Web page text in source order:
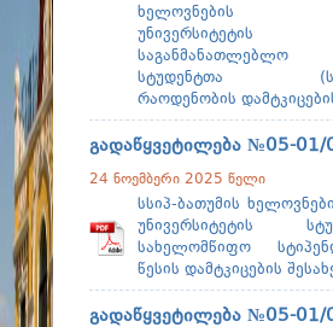
კარიერული მხარდაჭერა
ხელოვნების
უნივერსიტეტის
საგანმანათლებლო
სტუდენტთა
რაოდენობის
გადაწყვეტილება №05-01/
24 ნოემბერი 2025 წელი
სსიპ-ბათუმის
უნივერსიტეტის
სახელომწიფო
წესის დამტკიცების
გადაწყვეტილება №05-01/